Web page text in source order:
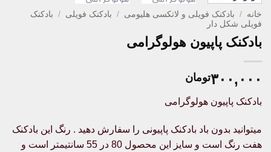
خانه / بادکنک فویلی و لاتکسی هلیومی / بادکنک فویلی / بادکنک
فویلی شکل دار
بادکنک پاپیون هولوگرامی
۳۰۰,۰۰۰تومان
بادکنک پاپیون هولوگرامی
میتوانید بدون باد بادکنک پاپیونی را سفارش دهید . رنگ این بادکنک
هفت رنگ است و سایز این محصول 80 در 55 سانتیمتر است و